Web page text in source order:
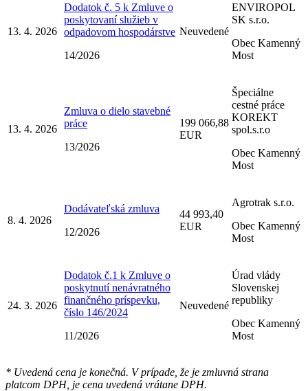
13. 4. 2026
Dodatok č. 5 k Zmluve o
poskytovaní služieb v
odpadovom hospodárstve
14/2026
Neuvedené
ENVIROPOL
SK s.r.o.
Obec Kamenný
Most
13. 4. 2026
Zmluva o dielo stavebné
práce
13/2026
199 066,88
EUR
Špeciálne
cestné práce
KOREKT
spol.s.r.o
Obec Kamenný
Most
8. 4. 2026
Dodávateľská zmluva
12/2026
44 993,40
EUR
Agrotrak s.r.o.
Obec Kamenný
Most
24. 3. 2026
Dodatok č.1 k Zmluve o
poskytnutí nenávratného
finančného príspevku,
číslo 146/2024
11/2026
Neuvedené
Úrad vlády
Slovenskej
republiky
Obec Kamenný
Most
* Uvedená cena je konečná. V prípade, že je zmluvná strana
platcom DPH, je cena uvedená vrátane DPH.